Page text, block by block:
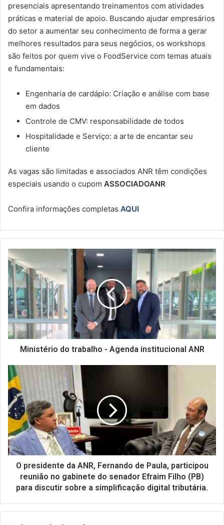
presenciais apresentando treinamentos com atividades
práticas e material de apoio. Buscando ajudar empresários
do setor a aumentar seu conhecimento de forma a gerar
melhores resultados para seus negócios, os workshops
são feitos por quem vive o FoodService com temas atuais
e fundamentais:
Engenharia de cardápio: Criação e análise com base
em dados
Controle de CMV: responsabilidade de todos
Hospitalidade e Serviço: a arte de encantar seu
cliente
As vagas são limitadas e associados ANR têm condições
especiais usando o cupom ASSOCIADOANR
Confira informações completas AQUI
M
i
n
i
s
t
é
r
i
o
t
r
a
b
l
h
o
n
Ministério do trabalho - Agenda institucional ANR
O
p
r
e
s
d
e
n
O presidente da ANR, Fernando de Paula, participou
reunião no gabinete do senador Efraim Filho (PB)
para discutir sobre a simplificação digital tributária.